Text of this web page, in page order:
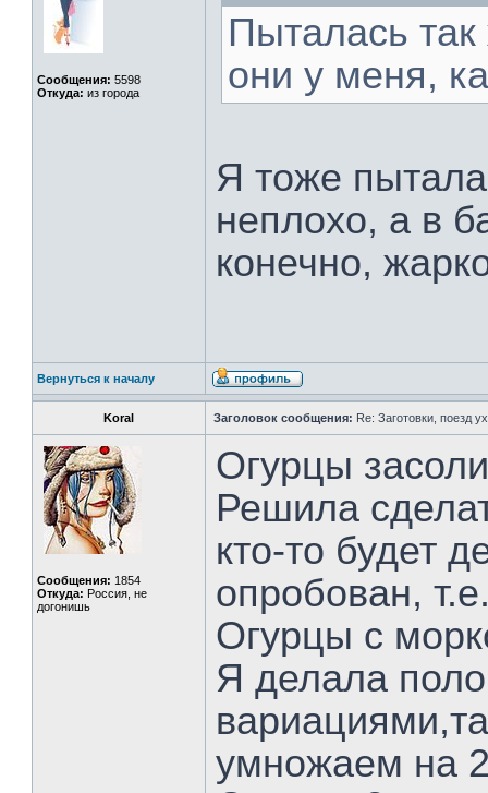
Сообщения: 5598
Откуда: из города
Пыталась
они у меня,
Я тоже
неплохо, а в
конечно,
Вернуться к началу
Koral Заголовок сообщения: Re: Заготовки, поезд
Сообщения: 1854
Откуда: Россия, не
догонишь
Огурцы
Решила
кто-то будет
опробован,
Огурцы с
Я делала
умножаем на